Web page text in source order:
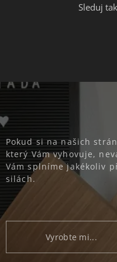
Sleduj
Pokud si na našich
který Vám vyhovuje,
Vám splníme jakékoliv
silách.
Vyrobte mi...